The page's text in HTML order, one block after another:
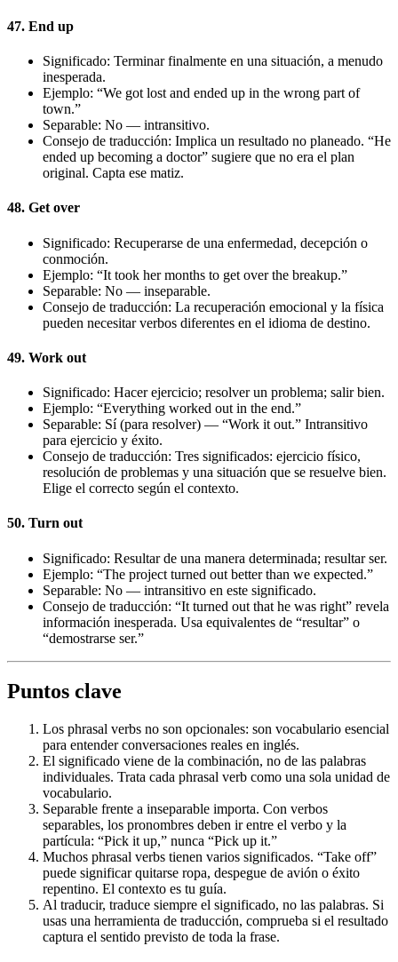
47. End up
Significado: Terminar finalmente en una situación, a menudo
inesperada.
Ejemplo: “We got lost and ended up in the wrong part of
town.”
Separable: No — intransitivo.
Consejo de traducción: Implica un resultado no planeado. “He
ended up becoming a doctor” sugiere que no era el plan
original. Capta ese matiz.
48. Get over
Significado: Recuperarse de una enfermedad, decepción o
conmoción.
Ejemplo: “It took her months to get over the breakup.”
Separable: No — inseparable.
Consejo de traducción: La recuperación emocional y la física
pueden necesitar verbos diferentes en el idioma de destino.
49. Work out
Significado: Hacer ejercicio; resolver un problema; salir bien.
Ejemplo: “Everything worked out in the end.”
Separable: Sí (para resolver) — “Work it out.” Intransitivo
para ejercicio y éxito.
Consejo de traducción: Tres significados: ejercicio físico,
resolución de problemas y una situación que se resuelve bien.
Elige el correcto según el contexto.
50. Turn out
Significado: Resultar de una manera determinada; resultar ser.
Ejemplo: “The project turned out better than we expected.”
Separable: No — intransitivo en este significado.
Consejo de traducción: “It turned out that he was right” revela
información inesperada. Usa equivalentes de “resultar” o
“demostrarse ser.”
Puntos clave
Los phrasal verbs no son opcionales: son vocabulario esencial
para entender conversaciones reales en inglés.
El significado viene de la combinación, no de las palabras
individuales. Trata cada phrasal verb como una sola unidad de
vocabulario.
Separable frente a inseparable importa. Con verbos
separables, los pronombres deben ir entre el verbo y la
partícula: “Pick it up,” nunca “Pick up it.”
Muchos phrasal verbs tienen varios significados. “Take off”
puede significar quitarse ropa, despegue de avión o éxito
repentino. El contexto es tu guía.
Al traducir, traduce siempre el significado, no las palabras. Si
usas una herramienta de traducción, comprueba si el resultado
captura el sentido previsto de toda la frase.